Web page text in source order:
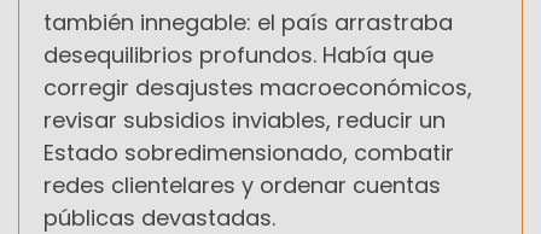
también innegable: el país arrastraba
desequilibrios profundos. Había que
corregir desajustes macroeconómicos,
revisar subsidios inviables, reducir un
Estado sobredimensionado, combatir
redes clientelares y ordenar cuentas
públicas devastadas.